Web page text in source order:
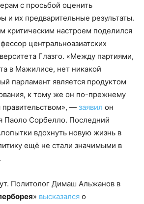
с просьбой оценить
и их предварительные результаты.
критическим настроем поделился
центральноазиатских
Глазго. «Между партиями,
в Мажилисе, нет никакой
парламент является продуктом
к тому же он по-прежнему
правительством», — заявил он
Паоло Сорбелло. Последний
вдохнуть новую жизнь в
ещё не стали значимыми в
Политолог Димаш Альжанов в
» высказался о